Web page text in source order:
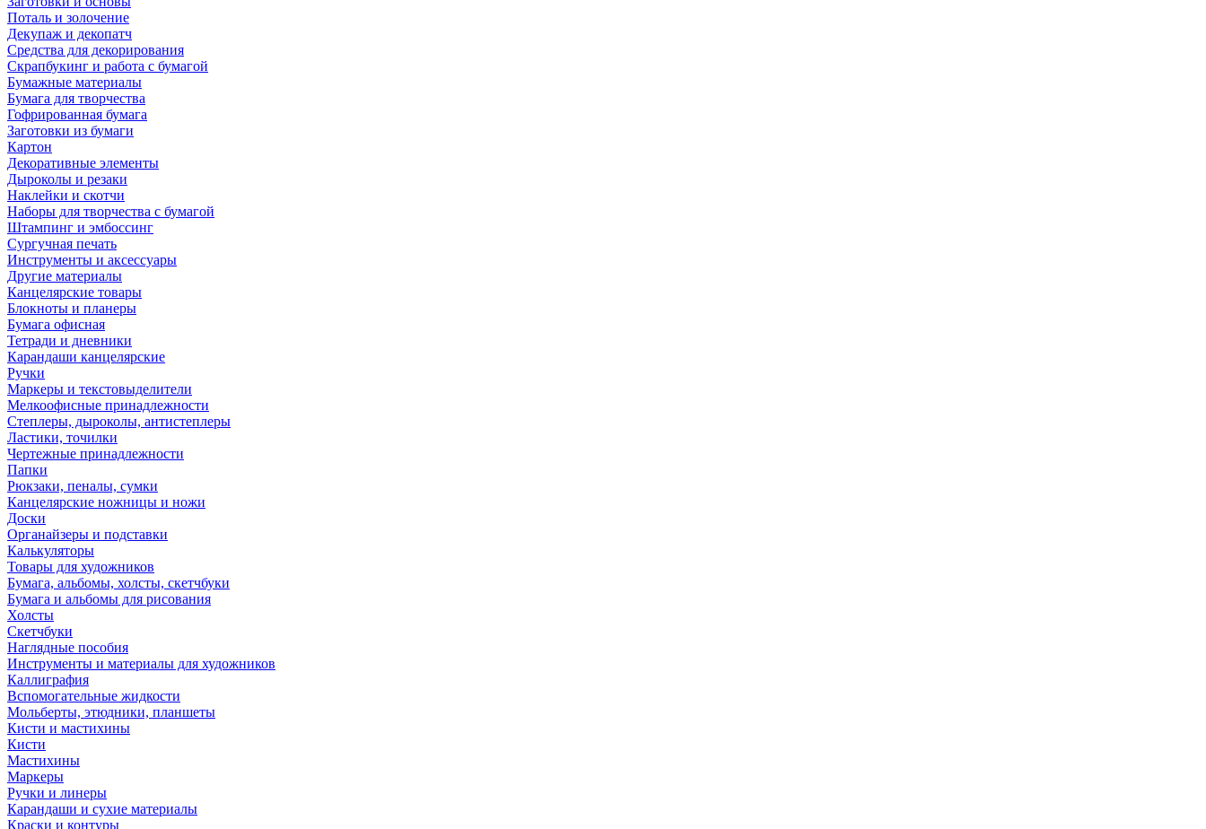
Поталь и золочение
Декупаж и декопатч
Средства для декорирования
Скрапбукинг и работа с бумагой
Бумажные материалы
Бумага для творчества
Гофрированная бумага
Заготовки из бумаги
Картон
Декоративные элементы
Дыроколы и резаки
Наклейки и скотчи
Наборы для творчества с бумагой
Штампинг и эмбоссинг
Сургучная печать
Инструменты и аксессуары
Другие материалы
Канцелярские товары
Блокноты и планеры
Бумага офисная
Тетради и дневники
Карандаши канцелярские
Ручки
Маркеры и текстовыделители
Мелкоофисные принадлежности
Степлеры, дыроколы, антистеплеры
Ластики, точилки
Чертежные принадлежности
Папки
Рюкзаки, пеналы, сумки
Канцелярские ножницы и ножи
Доски
Органайзеры и подставки
Калькуляторы
Товары для художников
Бумага, альбомы, холсты, скетчбуки
Бумага и альбомы для рисования
Холсты
Скетчбуки
Наглядные пособия
Инструменты и материалы для художников
Каллиграфия
Вспомогательные жидкости
Мольберты, этюдники, планшеты
Кисти и мастихины
Кисти
Мастихины
Маркеры
Ручки и линеры
Карандаши и сухие материалы
Краски и контуры